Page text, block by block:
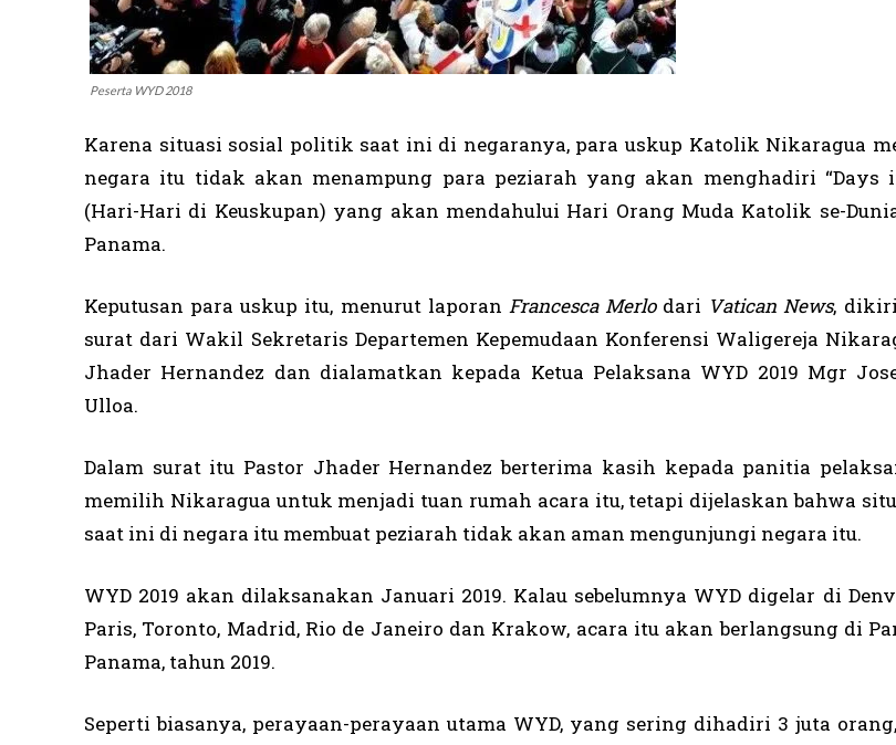
Peserta WYD 2018
Karena situasi sosial politik saat ini di negaranya, para uskup Katolik Nikaragua
negara itu tidak akan menampung para peziarah yang akan menghadiri “Days
(Hari-Hari di Keuskupan) yang akan mendahului Hari Orang Muda Katolik se-
Panama.
Keputusan para uskup itu, menurut laporan Francesca Merlodari Vatican News,
surat dari Wakil Sekretaris Departemen Kepemudaan Konferensi Waligereja
Jhader Hernandez dan dialamatkan kepada Ketua Pelaksana WYD 2019 Mgr
Ulloa.
Dalam surat itu Pastor Jhader Hernandez berterima kasih kepada panitia
memilih Nikaragua untuk menjadi tuan rumah acara itu, tetapi dijelaskan bahwa
saat ini di negara itu membuat peziarah tidak akan aman mengunjungi negara itu.
WYD 2019 akan dilaksanakan Januari 2019. Kalau sebelumnya WYD digelar di
Paris, Toronto, Madrid, Rio de Janeiro dan Krakow, acara itu akan berlangsung di
Panama, tahun 2019.
Seperti biasanya, perayaan-perayaan utama WYD, yang sering dihadiri 3 juta